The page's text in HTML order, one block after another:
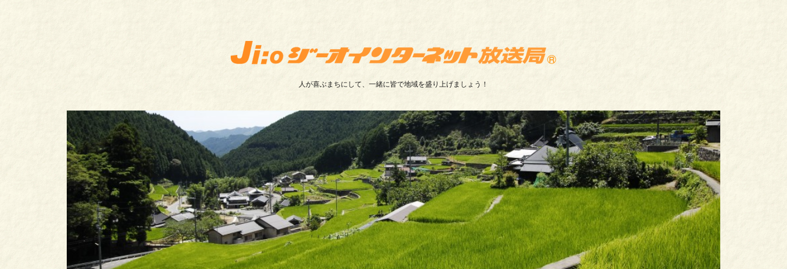
人が喜ぶまちにして、一緒に皆で地域を盛り上げましょう！